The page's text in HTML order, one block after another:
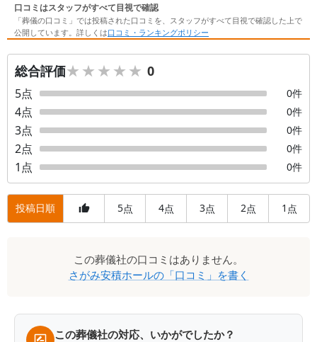
口コミはスタッフがすべて目視で確認
「葬儀の口コミ」では投稿された口コミを、スタッフがすべて目視で確認した上で
公開しています。詳しくは口コミ・ランキングポリシー
総合評価★★★★★
★★★★★ 0
5点 0件
4点 0件
3点 0件
2点 0件
1 点 0件
投稿日順 5点 4点 3点 2点 1 点
この葬儀社の口コミはありません。
さがみ安積ホールの「口コミ」を書く
この葬儀社の対応、いかがでしたか？